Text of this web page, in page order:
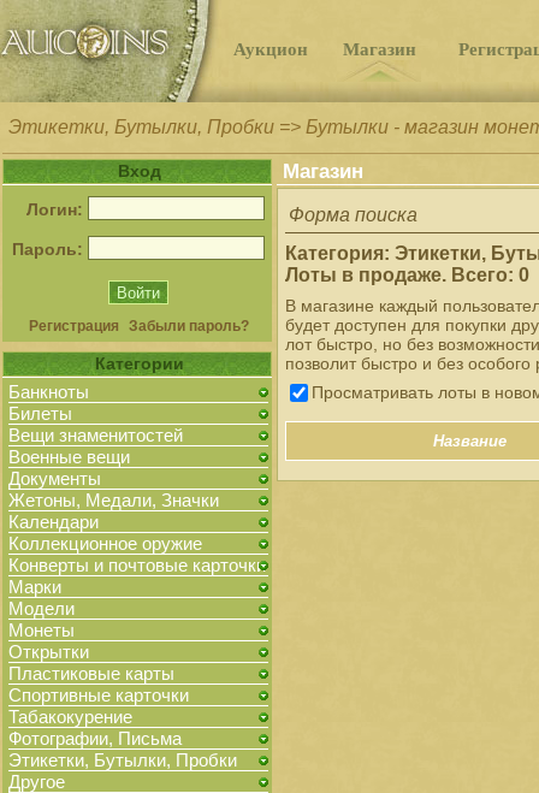
Аукцион Магазин
Этикетки, Бутылки, Пробки => Бутылки - магазин
Вход
Логин:
Пароль:
Регистрация Забыли пароль?
Категории
Банкноты
Билеты
Вещи знаменитостей
Военные вещи
Документы
Жетоны, Медали, Значки
Календари
Коллекционное оружие
Конверты и почтовые карточки
Марки
Модели
Монеты
Открытки
Пластиковые карты
Спортивные карточки
Табакокурение
Фотографии, Письма
Этикетки, Бутылки, Пробки
Другое
Магазин
Форма поиска
Категория: Этикетки,
Лоты в продаже. Всего: 0
В магазине каждый
будет доступен для покупки
лот быстро, но без
позволит быстро и без
Просматривать лоты в
Название